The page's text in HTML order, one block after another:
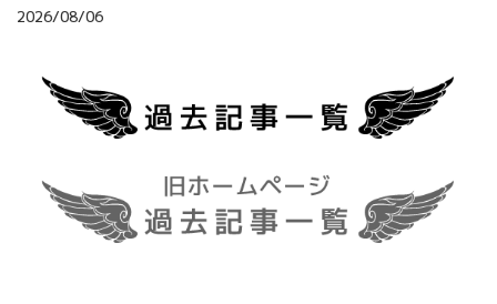
2026/08/06